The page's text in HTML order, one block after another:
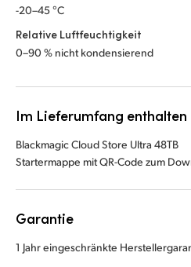
-20–45 °C
Relative Luftfeuchtigkeit
0–90 % nicht kondensierend
Im Lieferumfang enthalten
Blackmagic Cloud Store Ultra 48TB
Startermappe mit QR-Code zum
Garantie
1 Jahr eingeschränkte